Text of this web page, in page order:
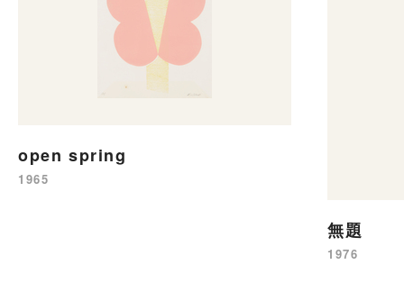
open spring
1965
無題
1976